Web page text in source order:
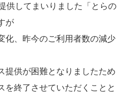
供してまいりました「とらの
が
化、昨今のご利用者数の減少
提供が困難となりましたため
を終了させていただくことと